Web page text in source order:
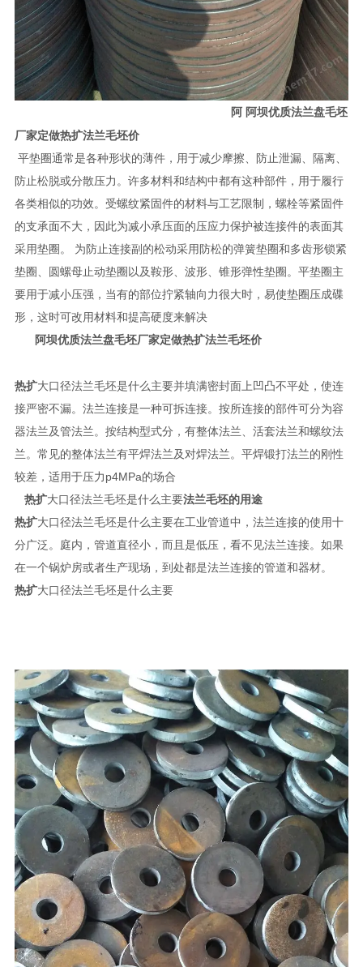
阿 阿坝优质法兰盘毛坯
厂家定做热扩法兰毛坯价
平垫圈通常是各种形状的薄件，用于减少摩擦、防止泄漏、隔离、
防止松脱或分散压力。许多材料和结构中都有这种部件，用于履行
各类相似的功效。受螺纹紧固件的材料与工艺限制，螺栓等紧固件
的支承面不大，因此为减小承压面的压应力保护被连接件的表面其
采用垫圈。 为防止连接副的松动采用防松的弹簧垫圈和多齿形锁紧
垫圈、圆螺母止动垫圈以及鞍形、波形、锥形弹性垫圈。平垫圈主
要用于减小压强，当有的部位拧紧轴向力很大时，易使垫圈压成碟
形，这时可改用材料和提高硬度来解决
阿坝优质法兰盘毛坯厂家定做热扩法兰毛坯价
热扩大口径法兰毛坯是什么主要并填满密封面上凹凸不平处，使连
接严密不漏。法兰连接是一种可拆连接。按所连接的部件可分为容
器法兰及管法兰。按结构型式分，有整体法兰、活套法兰和螺纹法
兰。常见的整体法兰有平焊法兰及对焊法兰。平焊锻打法兰的刚性
较差，适用于压力p4MPa的场合
热扩大口径法兰毛坯是什么主要法兰毛坯的用途
热扩大口径法兰毛坯是什么主要在工业管道中，法兰连接的使用十
分广泛。庭内，管道直径小，而且是低压，看不见法兰连接。如果
在一个锅炉房或者生产现场，到处都是法兰连接的管道和器材。
热扩大口径法兰毛坯是什么主要